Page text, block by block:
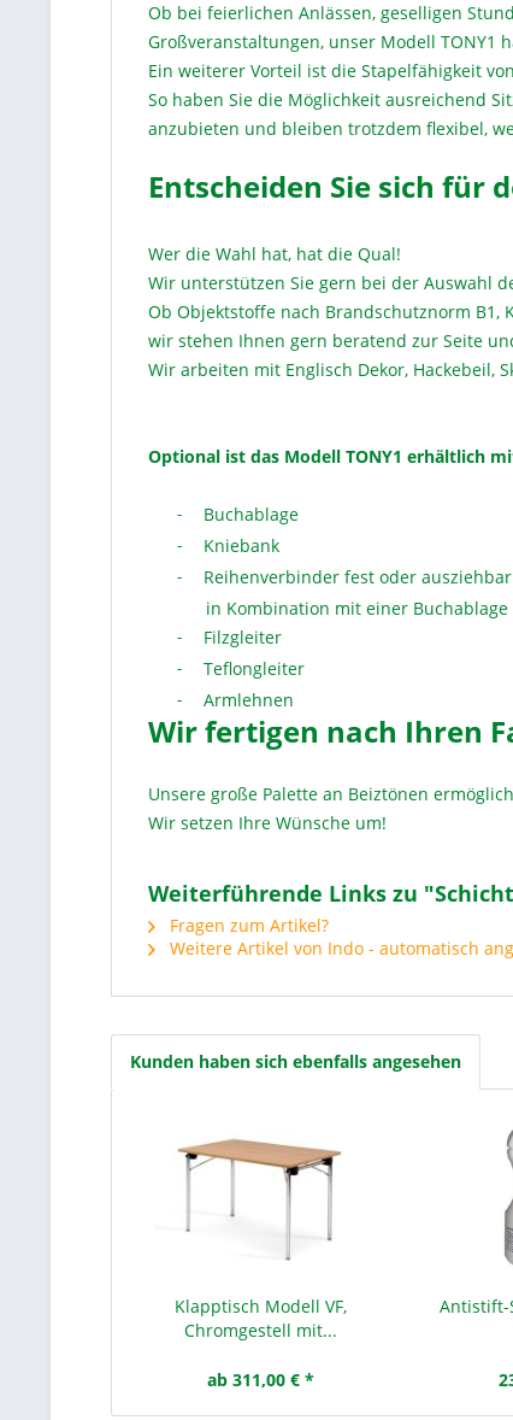
Ob bei feierlichen Anlässen, geselligen
Großveranstaltungen, unser Modell TONY1
Ein weiterer Vorteil ist die Stapelfähigkeit
So haben Sie die Möglichkeit ausreichend
anzubieten und bleiben trotzdem flexibel,
Entscheiden Sie sich für
Wer die Wahl hat, hat die Qual!
Wir unterstützen Sie gern bei der Auswahl
Ob Objektstoffe nach Brandschutznorm B1,
wir stehen Ihnen gern beratend zur Seite
Wir arbeiten mit Englisch Dekor, Hackebeil,
Optional ist das Modell TONY1 erhältlich
- Buchablage
- Kniebank
-
Reihenverbinder fest oder ausziehbar
in Kombination mit einer Buchablage
- Filzgleiter
- Teflongleiter
- Armlehnen
Wir fertigen nach Ihren
Unsere große Palette an Beiztönen
Wir setzen Ihre Wünsche um!
Weiterführende Links zu
Fragen zum Artikel?
Weitere Artikel von Indo - automatisch
Kunden haben sich ebenfalls angesehen
Klapptisch Modell VF,
Chromgestell mit...
ab 311,00 € *
Antistift-